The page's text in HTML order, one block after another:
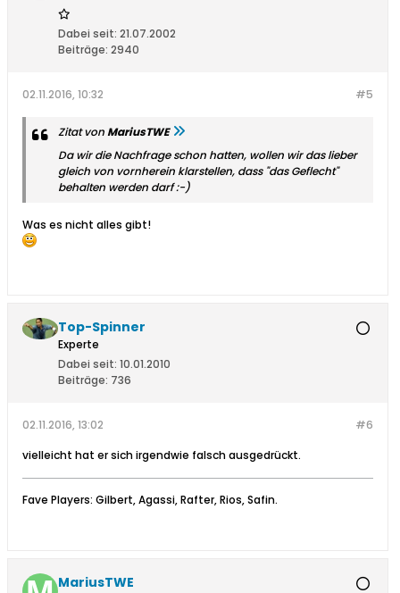
Dabei seit: 21.07.2002
Beiträge: 2940
#5
02.11.2016, 10:32
Zitat vonMariusTWE
Da wir die Nachfrage schon hatten, wollen wir das lieber
gleich von vornherein klarstellen, dass "das Geflecht"
behalten werden darf :-)
Was es nicht alles gibt!
Top-Spinner
Experte
Dabei seit: 10.01.2010
Beiträge: 736
#6
02.11.2016, 13:02
vielleicht hat er sich irgendwie falsch ausgedrückt.
Fave Players: Gilbert, Agassi, Rafter, Rios, Safin.
MariusTWE